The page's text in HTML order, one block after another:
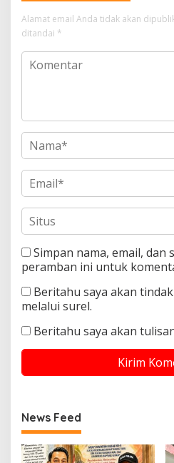
Alamat email Anda tidak akan
ditandai *
Simpan nama, email, dan
peramban ini untuk
Beritahu saya akan
melalui surel.
Beritahu saya akan
News Feed